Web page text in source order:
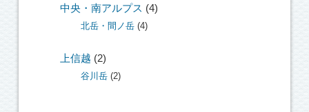
中央・南アルプス (4)
北岳・間ノ岳(4)
上信越 (2)
谷川岳(2)